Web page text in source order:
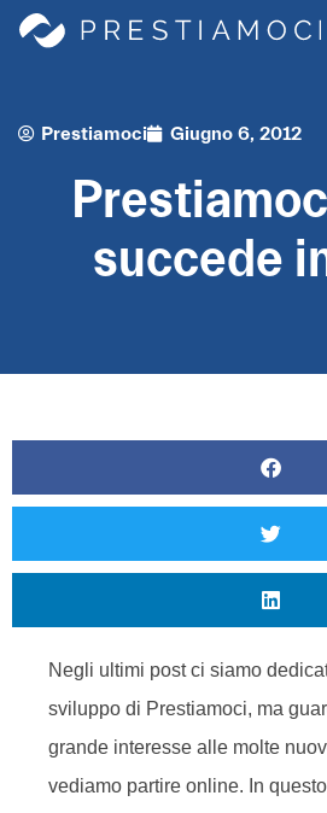
Prestiamoci Giugno 6, 2012
succede
Negli ultimi post ci siamo
sviluppo di Prestiamoci, ma
grande interesse alle molte
vediamo partire online. In